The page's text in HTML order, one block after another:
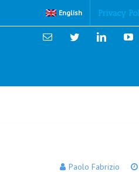
English Privacy
Email TwitterLinkedin
Paolo Fabrizio